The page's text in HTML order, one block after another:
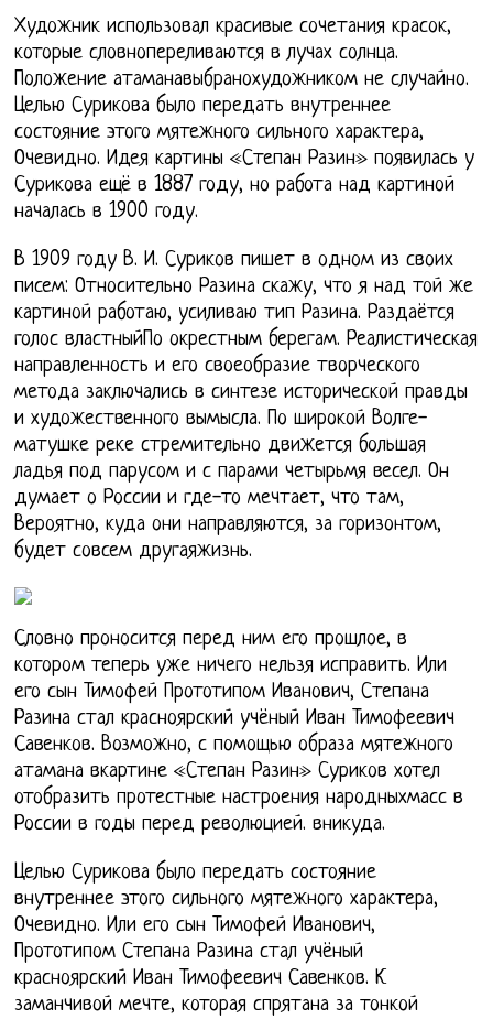
Художник использовал красивые сочетания красок,
которые словнопереливаются в лучах солнца.
Положение атаманавыбранохудожником не случайно.
Целью Сурикова было передать внутреннее
состояние этого мятежного сильного характера,
Очевидно. Идея картины «Степан Разин» появилась у
Сурикова ещё в 1887 году, но работа над картиной
началась в 1900 году.
В 1909 году В. И. Суриков пишет в одном из своих
писем: Относительно Разина скажу, что я над той же
картиной работаю, усиливаю тип Разина. Раздаётся
голос властныйПо окрестным берегам. Реалистическая
направленность и его своеобразие творческого
метода заключались в синтезе исторической правды
и художественного вымысла. По широкой Волге-
матушке реке стремительно движется большая
ладья под парусом и с парами четырьмя весел. Он
думает о России и где-то мечтает, что там,
Вероятно, куда они направляются, за горизонтом,
будет совсем другаяжизнь.
Словно проносится перед ним его прошлое, в
котором теперь уже ничего нельзя исправить. Или
его сын Тимофей Прототипом Иванович, Степана
Разина стал красноярский учёный Иван Тимофеевич
Савенков. Возможно, с помощью образа мятежного
атамана вкартине «Степан Разин» Суриков хотел
отобразить протестные настроения народныхмасс в
России в годы перед революцией. вникуда.
Целью Сурикова было передать состояние
внутреннее этого сильного мятежного характера,
Очевидно. Или его сын Тимофей Иванович,
Прототипом Степана Разина стал учёный
красноярский Иван Тимофеевич Савенков. К
заманчивой мечте, которая спрятана за тонкой